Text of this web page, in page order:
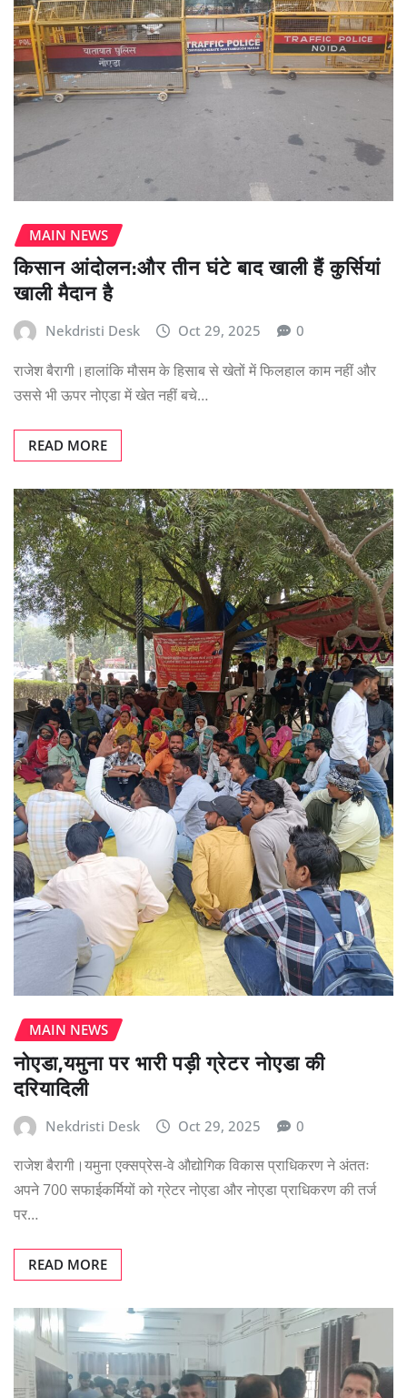
MAIN NEWS
किसान आंदोलन:और तीन घंटे बाद खाली हैं कुर्सियां
खाली मैदान है
Nekdristi Desk Oct 29, 2025 0
राजेश बैरागी।हालांकि मौसम के हिसाब से खेतों में फिलहाल काम नहीं और
उससे भी ऊपर नोएडा में खेत नहीं बचे…
READ MORE
MAIN NEWS
नोएडा,यमुना पर भारी पड़ी ग्रेटर नोएडा की
दरियादिली
Nekdristi Desk Oct 29, 2025 0
राजेश बैरागी।यमुना एक्सप्रेस-वे औद्योगिक विकास प्राधिकरण ने अंततः
अपने 700 सफाईकर्मियों को ग्रेटर नोएडा और नोएडा प्राधिकरण की तर्ज
पर…
READ MORE